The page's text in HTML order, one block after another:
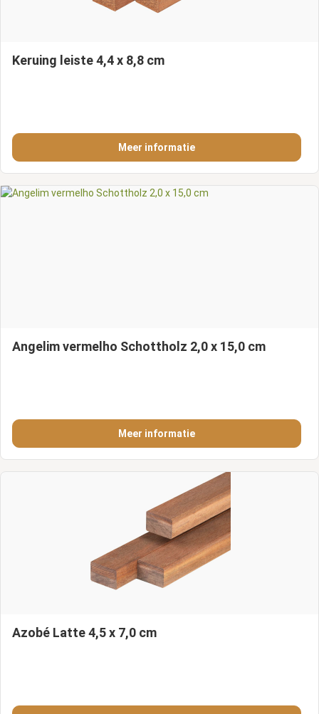
Keruing leiste 4,4 x 8,8 cm
Meer informatie
Angelim vermelho Schottholz 2,0 x 15,0 cm
Meer informatie
Azobé Latte 4,5 x 7,0 cm